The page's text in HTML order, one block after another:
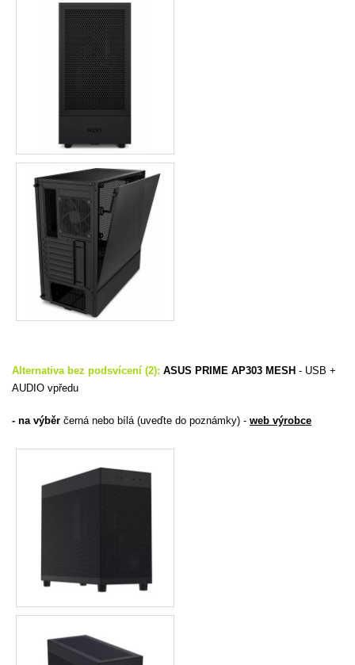
Alternativa bez podsvícení (2): ASUS PRIME AP303 MESH - USB +
AUDIO vpředu
- na výběr černá nebo bílá (uveďte do poznámky) - web výrobce